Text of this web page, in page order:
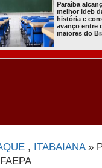
Homem é preso
com armas,
munições e
radiocomunicadore
s no Conde
, ITABAIANA»